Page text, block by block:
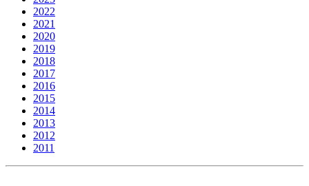
2022
2021
2020
2019
2018
2017
2016
2015
2014
2013
2012
2011